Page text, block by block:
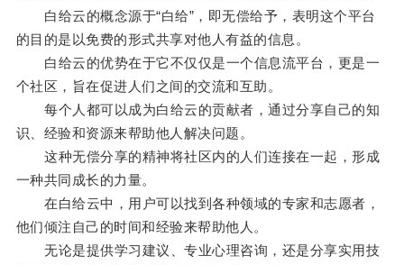
白给云的概念源于“白给”，即无偿给予，表明这个平台
的目的是以免费的形式共享对他人有益的信息。
白给云的优势在于它不仅仅是一个信息流平台，更是一
个社区，旨在促进人们之间的交流和互助。
每个人都可以成为白给云的贡献者，通过分享自己的知
识、经验和资源来帮助他人解决问题。
这种无偿分享的精神将社区内的人们连接在一起，形成
一种共同成长的力量。
在白给云中，用户可以找到各种领域的专家和志愿者，
他们倾注自己的时间和经验来帮助他人。
无论是提供学习建议、专业心理咨询，还是分享实用技